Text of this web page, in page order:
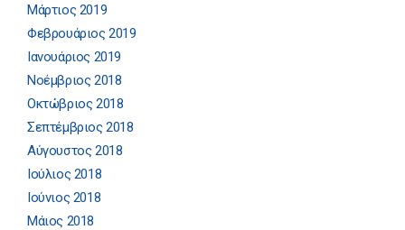
Μάρτιος 2019
Φεβρουάριος 2019
Ιανουάριος 2019
Νοέμβριος 2018
Οκτώβριος 2018
Σεπτέμβριος 2018
Αύγουστος 2018
Ιούλιος 2018
Ιούνιος 2018
Μάιος 2018